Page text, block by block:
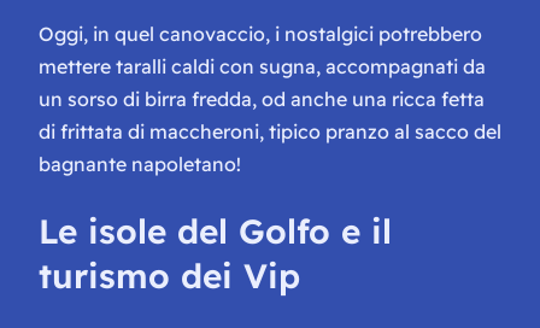
Oggi, in quel canovaccio, i nostalgici potrebbero
mettere taralli caldi con sugna, accompagnati da
un sorso di birra fredda, od anche una ricca fetta
di frittata di maccheroni, tipico pranzo al sacco del
bagnante napoletano!
Le isole del Golfo e il
turismo dei Vip